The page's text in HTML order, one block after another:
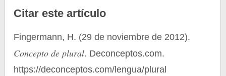
Citar este artículo
Fingermann, H. (29 de noviembre de 2012).
Concepto de plural. Deconceptos.com.
https://deconceptos.com/lengua/plural